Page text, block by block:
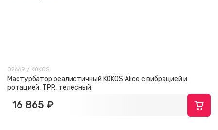
02669 / KOKOS
Мастурбатор реалистичный KOKOS Alice с вибрацией и
ротацией, TPR, телесный
16 865 ₽